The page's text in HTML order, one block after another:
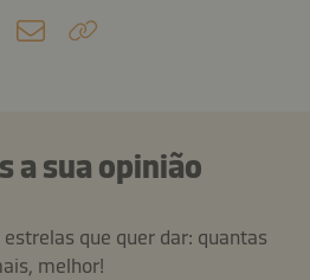
a sua opinião
que quer dar: quantas
melhor!